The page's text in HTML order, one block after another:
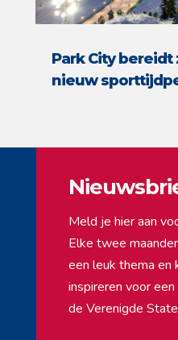
Park City
nieuw
Meld je hier aan
Elke twee
een leuk thema en
inspireren voor
de Verenigde